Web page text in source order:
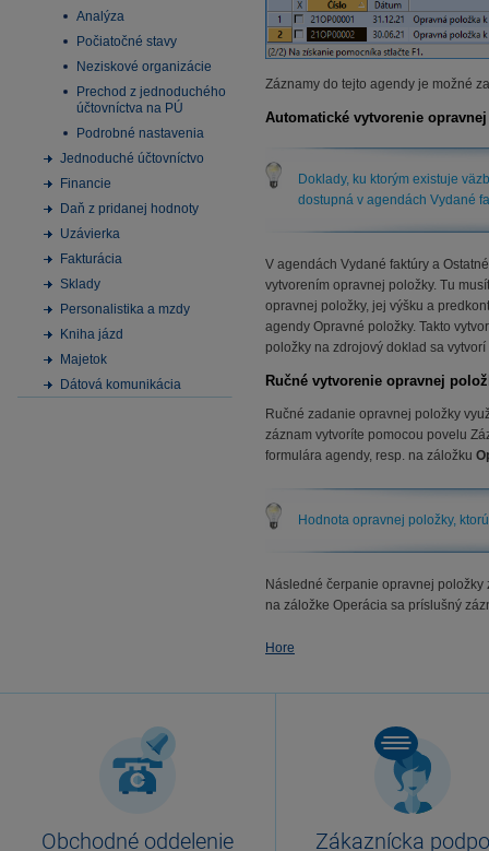
Analýza
Počiatočné stavy
Neziskové organizácie
Prechod z jednoduchého
účtovníctva na PÚ
Podrobné nastavenia
Jednoduché účtovníctvo
Financie
Daň z pridanej hodnoty
Uzávierka
Fakturácia
Sklady
Personalistika a mzdy
Kniha jázd
Majetok
Dátová komunikácia
Záznamy do tejto agendy je možné
Automatické vytvorenie
Doklady, ku ktorým existuje
dostupná v agendách Vydané
V agendách Vydané faktúry a
vytvorením opravnej položky. Tu
opravnej položky, jej výšku a
agendy Opravné položky. Takto
položky na zdrojový doklad sa
Ručné vytvorenie opravnej
Ručné zadanie opravnej položky
záznam vytvoríte pomocou povelu
formulára agendy, resp. na záložku
Hodnota opravnej položky,
Následné čerpanie opravnej
na záložke Operácia sa príslušný
Hore
Obchodné oddelenie Zákaznícka